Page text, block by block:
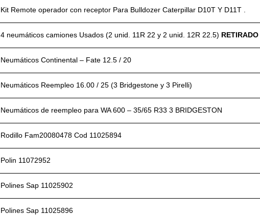
Kit Remote operador con receptor Para Bulldozer Caterpillar D10T Y D11T .
4 neumáticos camiones Usados (2 unid. 11R 22 y 2 unid. 12R 22.5) RETIRADO
Neumáticos Continental – Fate 12.5 / 20
Neumáticos Reempleo 16.00 / 25 (3 Bridgestone y 3 Pirelli)
Neumáticos de reempleo para WA 600 – 35/65 R33 3 BRIDGESTON
Rodillo Fam20080478 Cod 11025894
Polin 11072952
Polines Sap 11025902
Polines Sap 11025896